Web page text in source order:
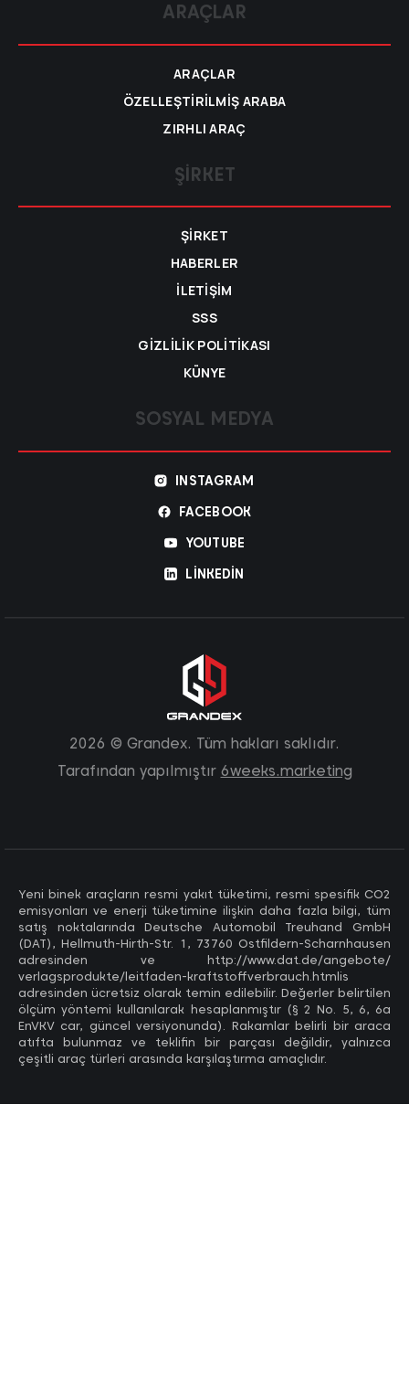
ARAÇLAR
ARAÇLAR
ÖZELLEŞTIRILMIŞ ARABA
ZIRHLI ARAÇ
ŞIRKET
ŞIRKET
HABERLER
İLETIŞIM
SSS
GIZLILIK POLITIKASI
KÜNYE
SOSYAL MEDYA
INSTAGRAM
FACEBOOK
YOUTUBE
LINKEDIN
2026 © Grandex. Tüm hakları saklıdır.
Tarafından yapılmıştır 6weeks.marketing
Yeni binek araçların resmi yakıt tüketimi, resmi spesifik CO2
emisyonları ve enerji tüketimine ilişkin daha fazla bilgi, tüm
satış noktalarında Deutsche Automobil Treuhand GmbH
(DAT), Hellmuth-Hirth-Str. 1, 73760 Ostfildern-Scharnhausen
adresinden ve http://www.dat.de/angebote/
verlagsprodukte/leitfaden-kraftstoffverbrauch.htmlis
adresinden ücretsiz olarak temin edilebilir. Değerler belirtilen
ölçüm yöntemi kullanılarak hesaplanmıştır (§ 2 No. 5, 6, 6a
EnVKV car, güncel versiyonunda). Rakamlar belirli bir araca
atıfta bulunmaz ve teklifin bir parçası değildir, yalnızca
çeşitli araç türleri arasında karşılaştırma amaçlıdır.